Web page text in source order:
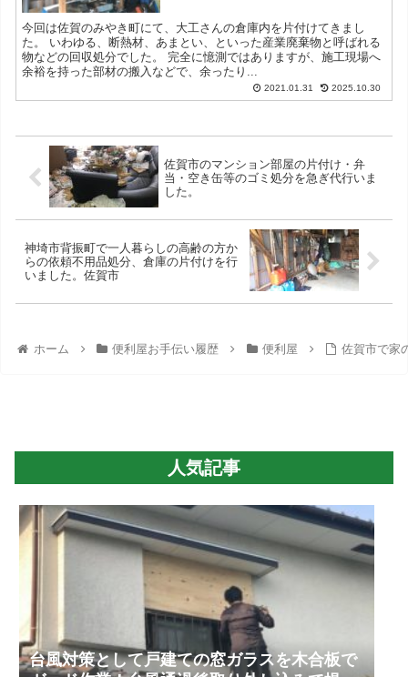
今回は佐賀のみやき町にて、大工さんの倉庫内を片付けてきまし
た。 いわゆる、断熱材、あまとい、といった産業廃棄物と呼ばれる
物などの回収処分でした。 完全に憶測ではありますが、施工現場へ
余裕を持った部材の搬入などで、余ったり...
2021.01.31 2025.10.30
佐賀市のマンション部屋の片付け・弁
当・空き缶等のゴミ処分を急ぎ代行いま
した。
神埼市背振町で一人暮らしの高齢の方か
らの依頼不用品処分、倉庫の片付けを行
いました。佐賀市
ホーム 便利屋お手伝い履歴 便利屋 佐賀市で家
人気記事
台風対策として戸建ての窓ガラスを木合板で